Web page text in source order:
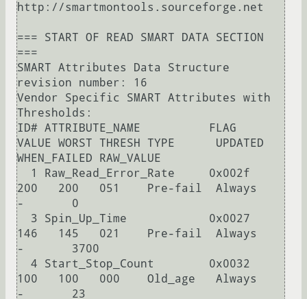
http://smartmontools.sourceforge.net
=== START OF READ SMART DATA SECTION
===
SMART Attributes Data Structure
revision number: 16
Vendor Specific SMART Attributes with
Thresholds:
ID# ATTRIBUTE_NAME          FLAG
VALUE WORST THRESH TYPE      UPDATED
WHEN_FAILED RAW_VALUE
200   200   051    Pre-fail  Always
-       0
146   145   021    Pre-fail  Always
-       3700
100   100   000    Old_age   Always
-       23